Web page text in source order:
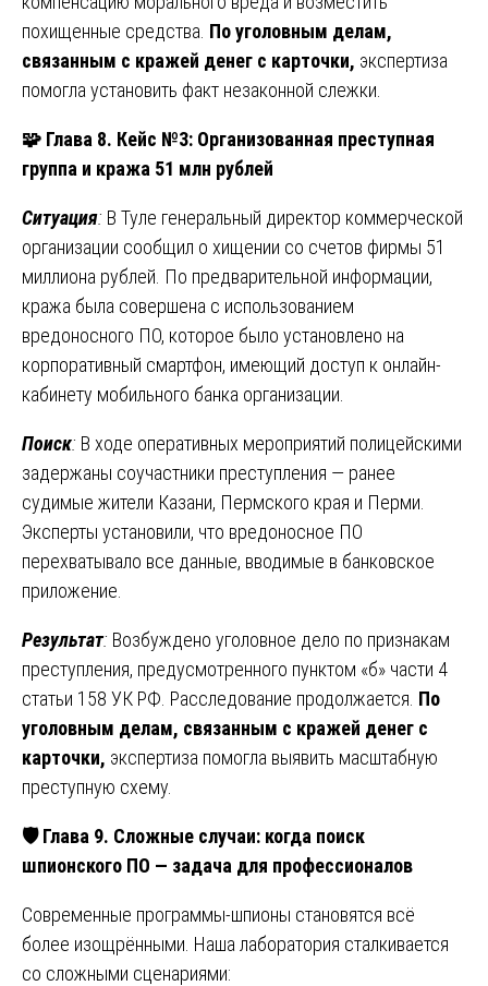
похищенные средства. По уголовным делам,
связанным с кражей денег с карточки, экспертиза
помогла установить факт незаконной слежки.
🧩 Глава 8. Кейс №3: Организованная преступная
группа и кража 51 млн рублей
Ситуация: В Туле генеральный директор коммерческой
организации сообщил о хищении со счетов фирмы 51
миллиона рублей. По предварительной информации,
кража была совершена с использованием
вредоносного ПО, которое было установлено на
корпоративный смартфон, имеющий доступ к онлайн-
кабинету мобильного банка организации.
Поиск: В ходе оперативных мероприятий полицейскими
задержаны соучастники преступления — ранее
судимые жители Казани, Пермского края и Перми.
Эксперты установили, что вредоносное ПО
перехватывало все данные, вводимые в банковское
приложение.
Результат: Возбуждено уголовное дело по признакам
преступления, предусмотренного пунктом «б» части 4
статьи 158 УК РФ. Расследование продолжается. По
уголовным делам, связанным с кражей денег с
карточки, экспертиза помогла выявить масштабную
преступную схему.
🛡️ Глава 9. Сложные случаи: когда поиск
шпионского ПО — задача для профессионалов
Современные программы-шпионы становятся всё
более изощрёнными. Наша лаборатория сталкивается
со сложными сценариями: